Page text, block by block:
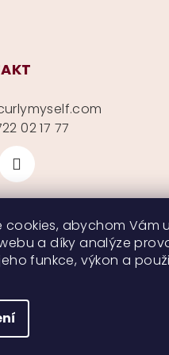
cookies, abychom Vám
a díky analýze
funkce, výkon a
02 17 77